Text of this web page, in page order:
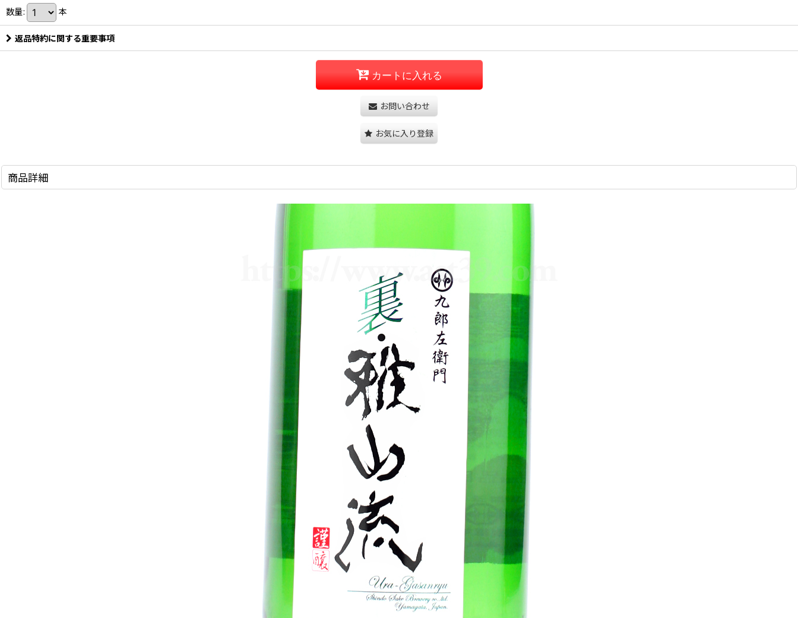
数量: 本
返品特約に関する重要事項
カートに入れる
お問い合わせ
お気に入り登録
商品詳細